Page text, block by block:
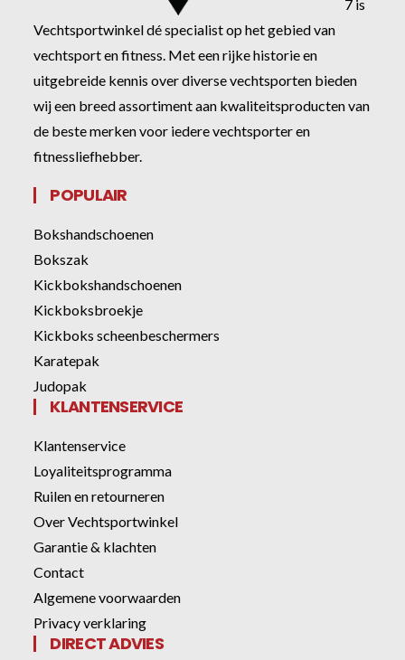
7 is
Vechtsportwinkel dé specialist op het gebied van
vechtsport en fitness. Met een rijke historie en
uitgebreide kennis over diverse vechtsporten bieden
wij een breed assortiment aan kwaliteitsproducten van
de beste merken voor iedere vechtsporter en
fitnessliefhebber.
POPULAIR
Bokshandschoenen
Bokszak
Kickbokshandschoenen
Kickboksbroekje
Kickboks scheenbeschermers
Karatepak
Judopak
KLANTENSERVICE
Klantenservice
Loyaliteitsprogramma
Ruilen en retourneren
Over Vechtsportwinkel
Garantie & klachten
Contact
Algemene voorwaarden
Privacy verklaring
DIRECT ADVIES